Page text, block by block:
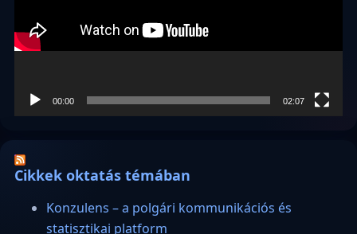
00:00 02:07
Cikkek oktatás témában
Konzulens – a polgári kommunikációs és
statisztikai platform